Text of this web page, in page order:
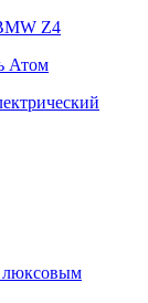
Z4
Атом
люксовым